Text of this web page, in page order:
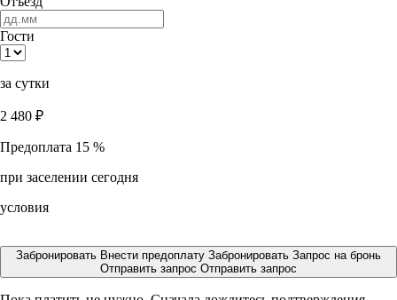
Гости
за сутки
2 480 ₽
Предоплата 15 %
при заселении сегодня
условия
Забронировать Внести предоплату Забронировать Запрос на бронь
Отправить запрос Отправить запрос